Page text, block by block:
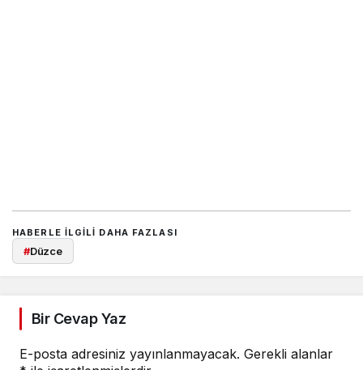
HABERLE ILGILI DAHA FAZLASI
#Düzce
Bir Cevap Yaz
E-posta adresiniz yayınlanmayacak. Gerekli alanlar